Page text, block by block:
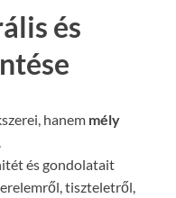
és
hanem mély
és gondolatait
tiszteletről,